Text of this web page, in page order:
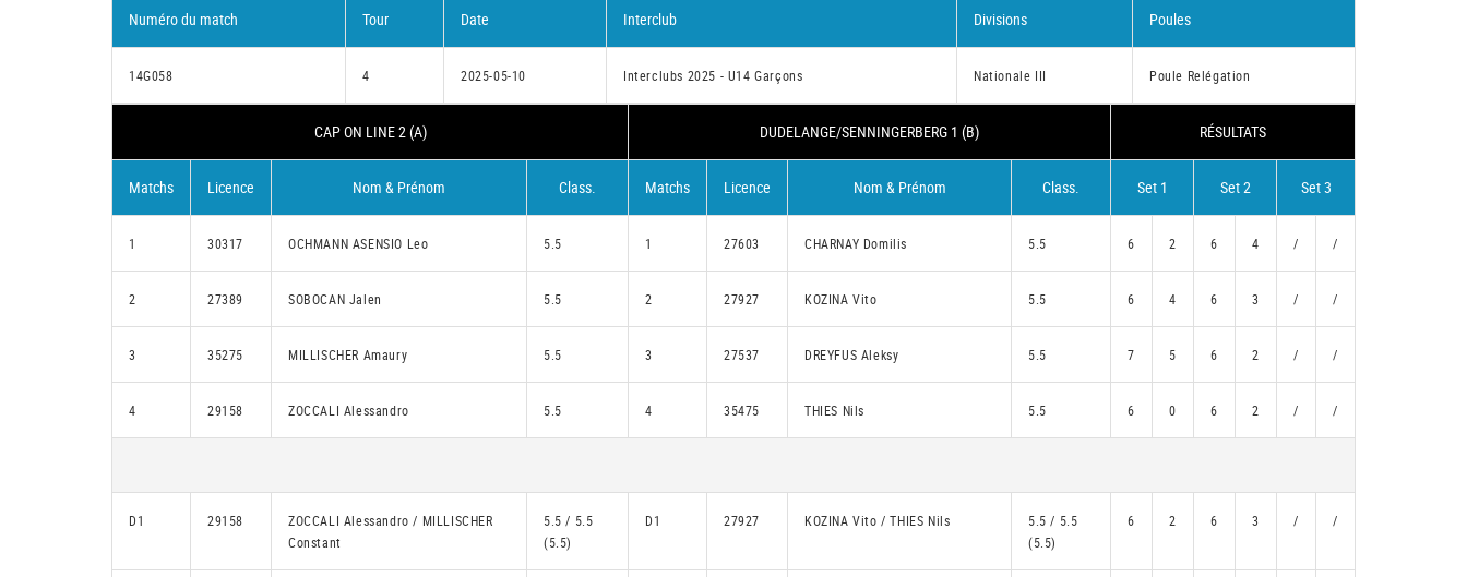
Numéro du match Tour Date Interclub Divisions Poules
14G058 4 2025-05-10 Interclubs 2025 - U14 Garçons Nationale III Poule Relégation
CAP ON LINE 2 (A) DUDELANGE/SENNINGERBERG 1 (B) RÉSULTATS
Matchs Licence Nom & Prénom Class. Matchs Licence Nom & Prénom Class. Set 1 Set 2 Set 3
1 30317 OCHMANN ASENSIO Leo 5.5 1 27603 CHARNAY Domilis 5.5 6 2 6 4 / /
2 27389 SOBOCAN Jalen 5.5 2 27927 KOZINA Vito 5.5 6 4 6 3 / /
3 35275 MILLISCHER Amaury 5.5 3 27537 DREYFUS Aleksy 5.5 7 5 6 2 / /
4 29158 ZOCCALI Alessandro 5.5 4 35475 THIES Nils 5.5 6 0 6 2 / /
D1 29158
ZOCCALI Alessandro / MILLISCHER
Constant
5.5 / 5.5
(5.5)
D1 27927 KOZINA Vito / THIES Nils
5.5 / 5.5
(5.5)
6 2 6 3 / /